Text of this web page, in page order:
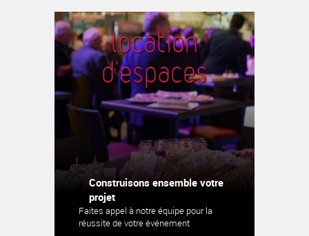
location
d'espaces
Construisons ensemble votre
projet
Faites appel à notre équipe pour la
réussite de votre événement